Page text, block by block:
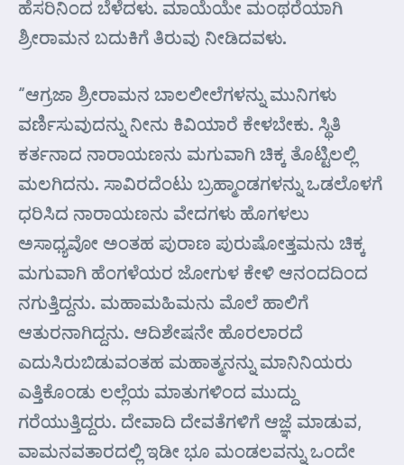
ಹೆಸರಿನಿಂದ ಬೆಳೆದಳು. ಮಾಯೆಯೇ ಮಂಥರೆಯಾಗಿ
ಶ್ರೀರಾಮನ ಬದುಕಿಗೆ ತಿರುವು ನೀಡಿದವಳು.
“ಆಗ್ರಜಾ ಶ್ರೀರಾಮನ ಬಾಲಲೀಲೆಗಳನ್ನು ಮುನಿಗಳು
ವರ್ಣಿಸುವುದನ್ನು ನೀನು ಕಿವಿಯಾರೆ ಕೇಳಬೇಕು. ಸ್ಥಿತಿ
ಕರ್ತನಾದ ನಾರಾಯಣನು ಮಗುವಾಗಿ ಚಿಕ್ಕ ತೊಟ್ಟಿಲಲ್ಲಿ
ಮಲಗಿದನು. ಸಾವಿರದೆಂಟು ಬ್ರಹ್ಮಾಂಡಗಳನ್ನು ಒಡಲೊಳಗೆ
ಧರಿಸಿದ ನಾರಾಯಣನು ವೇದಗಳು ಹೊಗಳಲು
ಅಸಾಧ್ಯವೋ ಅಂತಹ ಪುರಾಣ ಪುರುಷೋತ್ತಮನು ಚಿಕ್ಕ
ಮಗುವಾಗಿ ಹೆಂಗಳೆಯರ ಜೋಗುಳ ಕೇಳಿ ಆನಂದದಿಂದ
ನಗುತ್ತಿದ್ದನು. ಮಹಾಮಹಿಮನು ಮೊಲೆ ಹಾಲಿಗೆ
ಆತುರನಾಗಿದ್ದನು. ಆದಿಶೇಷನೇ ಹೊರಲಾರದೆ
ಎದುಸಿರುಬಿಡುವಂತಹ ಮಹಾತ್ಮನನ್ನು ಮಾನಿನಿಯರು
ಎತ್ತಿಕೊಂಡು ಲಲ್ಲೆಯ ಮಾತುಗಳಿಂದ ಮುದ್ದು
ಗರೆಯುತ್ತಿದ್ದರು. ದೇವಾದಿ ದೇವತೆಗಳಿಗೆ ಆಜ್ಞೆ ಮಾಡುವ,
ವಾಮನವತಾರದಲ್ಲಿ ಇಡೀ ಭೂ ಮಂಡಲವನ್ನು ಒಂದೇ